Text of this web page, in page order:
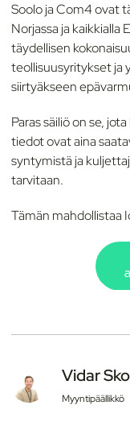
Soolo ja Com4 ovat
Norjassa ja kaikkialla
täydellisen
teollisuusyritykset ja
siirtyäkseen
Paras säiliö on se,
tiedot ovat aina
syntymistä ja
tarvitaan.
Tämän mahdollistaa
Vidar
Myyntipäällikkö